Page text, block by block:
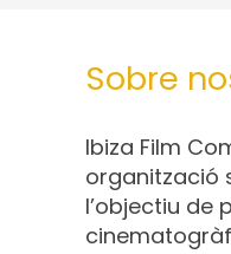
Sobre
Ibiza Film
organització
l’objectiu de